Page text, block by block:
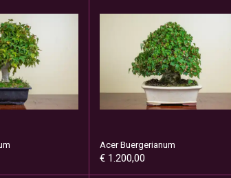
Acer Buergerianum
€ 1.200,00